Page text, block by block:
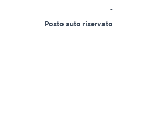
-
Posto auto riservato